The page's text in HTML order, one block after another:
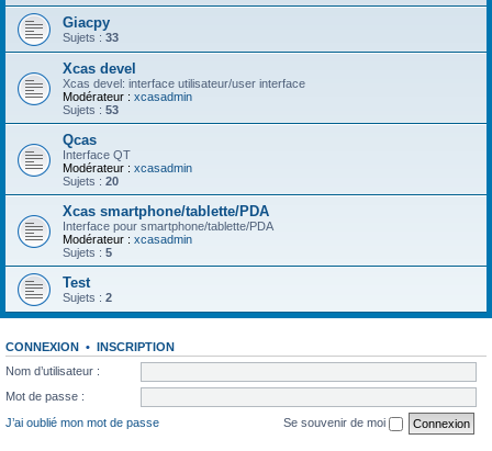
Giacpy
Sujets : 33
Xcas devel
Xcas devel: interface utilisateur/user interface
Modérateur : xcasadmin
Sujets : 53
Qcas
Interface QT
Modérateur : xcasadmin
Sujets : 20
Xcas smartphone/tablette/PDA
Interface pour smartphone/tablette/PDA
Modérateur : xcasadmin
Sujets : 5
Test
Sujets : 2
CONNEXION • INSCRIPTION
Nom d’utilisateur :
Mot de passe :
J’ai oublié mon mot de passe
Se souvenir de moi